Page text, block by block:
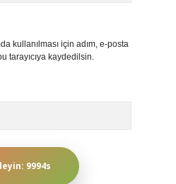
kullanılması için adım, e-posta
tarayıcıya kaydedilsin.